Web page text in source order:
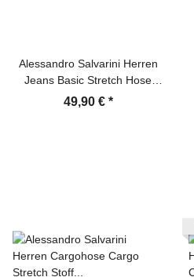
Alessandro Salvarini Herren
Jeans Basic Stretch Hose
Blau Regular Slim
49,90 € *